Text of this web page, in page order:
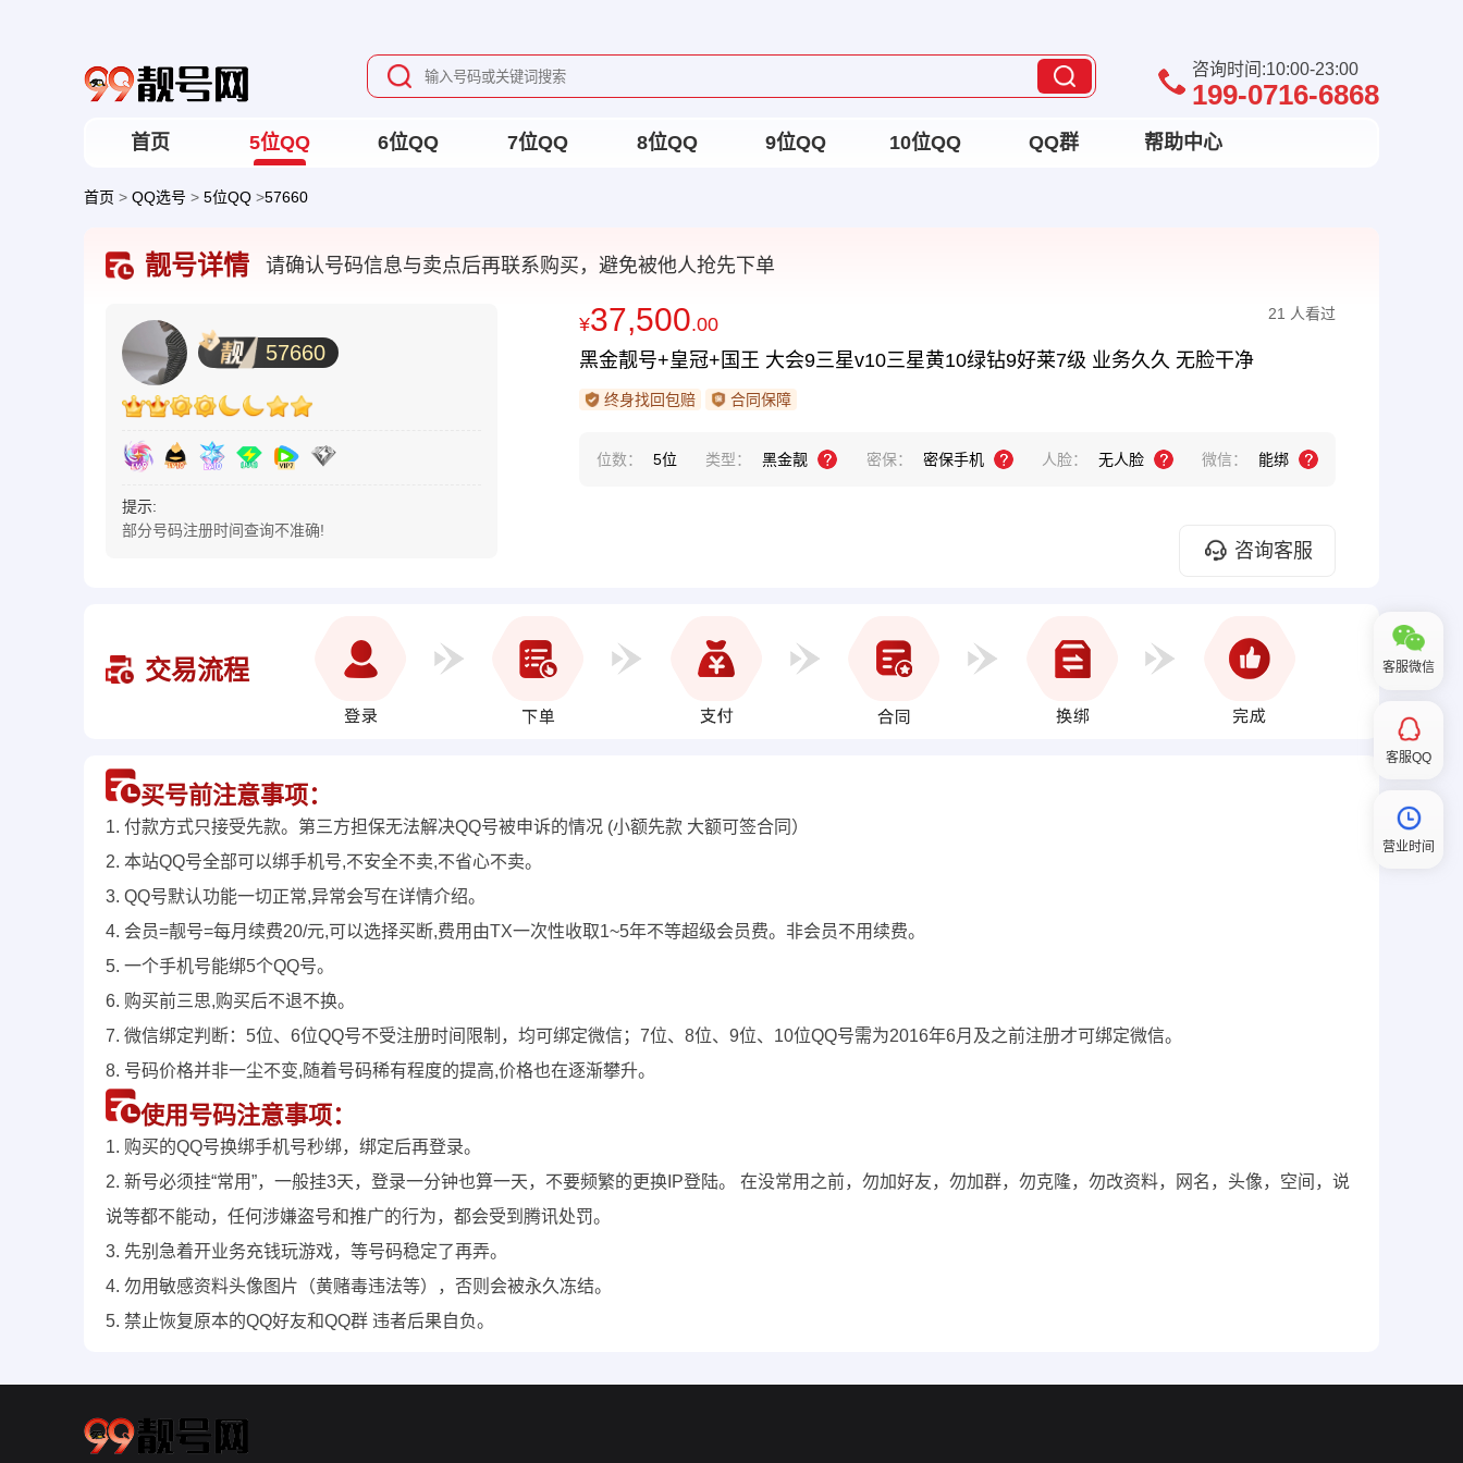
咨询时间:10:00-23:00
199-0716-6868
首页 5位QQ 6位QQ 7位QQ 8位QQ 9位QQ 10位QQ QQ群 帮助中心
首页 > QQ选号 > 5位QQ >57660
靓号详情 请确认号码信息与卖点后再联系购买，避免被他人抢先下单
57660
提示:
部分号码注册时间查询不准确!
¥37,500.00 21 人看过
黑金靓号+皇冠+国王 大会9三星v10三星黄10绿钻9好莱7级 业务久久 无脸干净
终身找回包赔 合同保障
位数： 5位 类型： 黑金靓 密保： 密保手机 人脸： 无人脸 微信： 能绑
咨询客服
交易流程
买号前注意事项：
1. 付款方式只接受先款。第三方担保无法解决QQ号被申诉的情况 (小额先款 大额可签合同）
2. 本站QQ号全部可以绑手机号,不安全不卖,不省心不卖。
3. QQ号默认功能一切正常,异常会写在详情介绍。
4. 会员=靓号=每月续费20/元,可以选择买断,费用由TX一次性收取1~5年不等超级会员费。非会员不用续费。
5. 一个手机号能绑5个QQ号。
6. 购买前三思,购买后不退不换。
7. 微信绑定判断：5位、6位QQ号不受注册时间限制，均可绑定微信；7位、8位、9位、10位QQ号需为2016年6月及之前注册才可绑定微信。
8. 号码价格并非一尘不变,随着号码稀有程度的提高,价格也在逐渐攀升。
使用号码注意事项：
1. 购买的QQ号换绑手机号秒绑，绑定后再登录。
2. 新号必须挂“常用”，一般挂3天，登录一分钟也算一天，不要频繁的更换IP登陆。 在没常用之前，勿加好友，勿加群，勿克隆，勿改资料，网名，头像，空间，说
说等都不能动，任何涉嫌盗号和推广的行为，都会受到腾讯处罚。
3. 先别急着开业务充钱玩游戏，等号码稳定了再弄。
4. 勿用敏感资料头像图片（黄赌毒违法等），否则会被永久冻结。
5. 禁止恢复原本的QQ好友和QQ群 违者后果自负。
客服微信
客服QQ
营业时间